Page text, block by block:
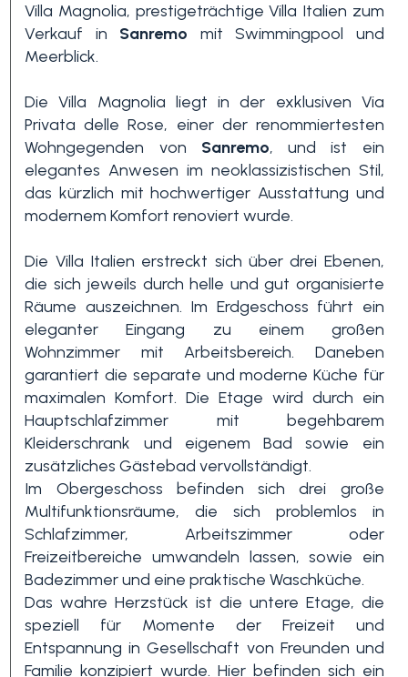
Villa Magnolia, prestigeträchtige Villa Italien zum
Verkauf in Sanremo mit Swimmingpool und
Meerblick.
Die Villa Magnolia liegt in der exklusiven Via
Privata delle Rose, einer der renommiertesten
Wohngegenden von Sanremo, und ist ein
elegantes Anwesen im neoklassizistischen Stil,
das kürzlich mit hochwertiger Ausstattung und
modernem Komfort renoviert wurde.
Die Villa Italien erstreckt sich über drei Ebenen,
die sich jeweils durch helle und gut organisierte
Räume auszeichnen. Im Erdgeschoss führt ein
eleganter Eingang zu einem großen
Wohnzimmer mit Arbeitsbereich. Daneben
garantiert die separate und moderne Küche für
maximalen Komfort. Die Etage wird durch ein
Hauptschlafzimmer mit begehbarem
Kleiderschrank und eigenem Bad sowie ein
zusätzliches Gästebad vervollständigt.
Im Obergeschoss befinden sich drei große
Multifunktionsräume, die sich problemlos in
Schlafzimmer, Arbeitszimmer oder
Freizeitbereiche umwandeln lassen, sowie ein
Badezimmer und eine praktische Waschküche.
Das wahre Herzstück ist die untere Etage, die
speziell für Momente der Freizeit und
Entspannung in Gesellschaft von Freunden und
Familie konzipiert wurde. Hier befinden sich ein
Schlafzimmer
min.
Alle
1
2
Andere
Optionen
-
Mehrfachauswahl
Garten